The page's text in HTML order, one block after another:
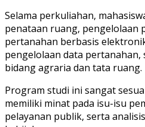
Selama perkuliahan,
penataan ruang, pengelolaan
pertanahan berbasis
pengelolaan data pertanahan,
bidang agraria dan tata ruang.
Program studi ini sangat
memiliki minat pada isu-isu
pelayanan publik, serta